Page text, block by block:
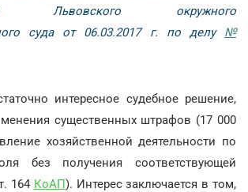
Львовского окружного
суда от 06.03.2017 г. по делу №
интересное судебное решение,
существенных штрафов (17 000
хозяйственной деятельности по
без получения соответствующей
164 КоАП). Интерес заключается в том,